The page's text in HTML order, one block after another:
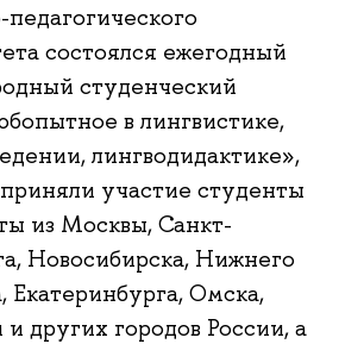
состоялся ежегодный
студенческий
в лингвистике,
лингводидактике»,
участие студенты
из Москвы, Санкт-
Новосибирска, Нижнего
Екатеринбурга, Омска,
других городов России, а